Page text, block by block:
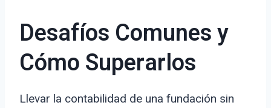
Desafíos Comunes y
Cómo Superarlos
Llevar la contabilidad de una fundación sin